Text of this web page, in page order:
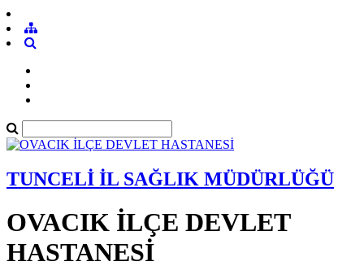
TUNCELİ İL SAĞLIK MÜDÜRLÜĞÜ
OVACIK İLÇE DEVLET
HASTANESİ